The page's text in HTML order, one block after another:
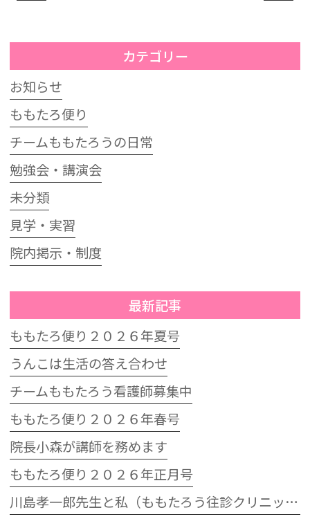
カテゴリー
お知らせ
ももたろ便り
チームももたろうの日常
勉強会・講演会
未分類
見学・実習
院内掲示・制度
最新記事
ももたろ便り２０２６年夏号
うんこは生活の答え合わせ
チームももたろう看護師募集中
ももたろ便り２０２６年春号
院長小森が講師を務めます
ももたろ便り２０２６年正月号
川島孝一郎先生と私（ももたろう往診クリニック開院15周年記念特別講演会）